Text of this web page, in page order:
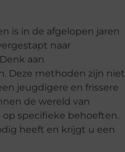
is in de afgelopen jaren
naar
aan
Deze methoden zijn niet
jeugdigere en frissere
de wereld van
specifieke behoeften.
heeft en krijgt u een